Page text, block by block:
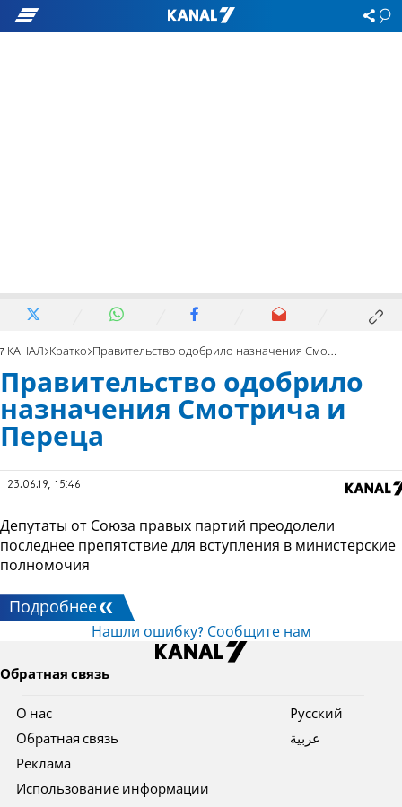
7 КАНАЛ Кратко Правительство одобрило назначения Смотрича и Переца
Правительство одобрило
назначения Смотрича и
Переца
23.06.19, 15:46
Депутаты от Союза правых партий преодолели
последнее препятствие для вступления в министерские
полномочия
Подробнее
Нашли ошибку? Сообщите нам
Обратная связь
О нас
Обратная связь
Реклама
Использование информации
Pусский
عربية